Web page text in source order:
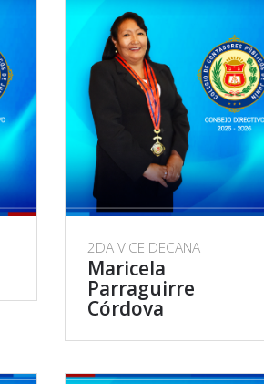
2DA VICE DECANA
Maricela
Parraguirre
Córdova